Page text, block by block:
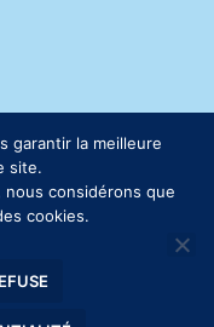
garantir la meilleure
site.
considérons que
cookies.